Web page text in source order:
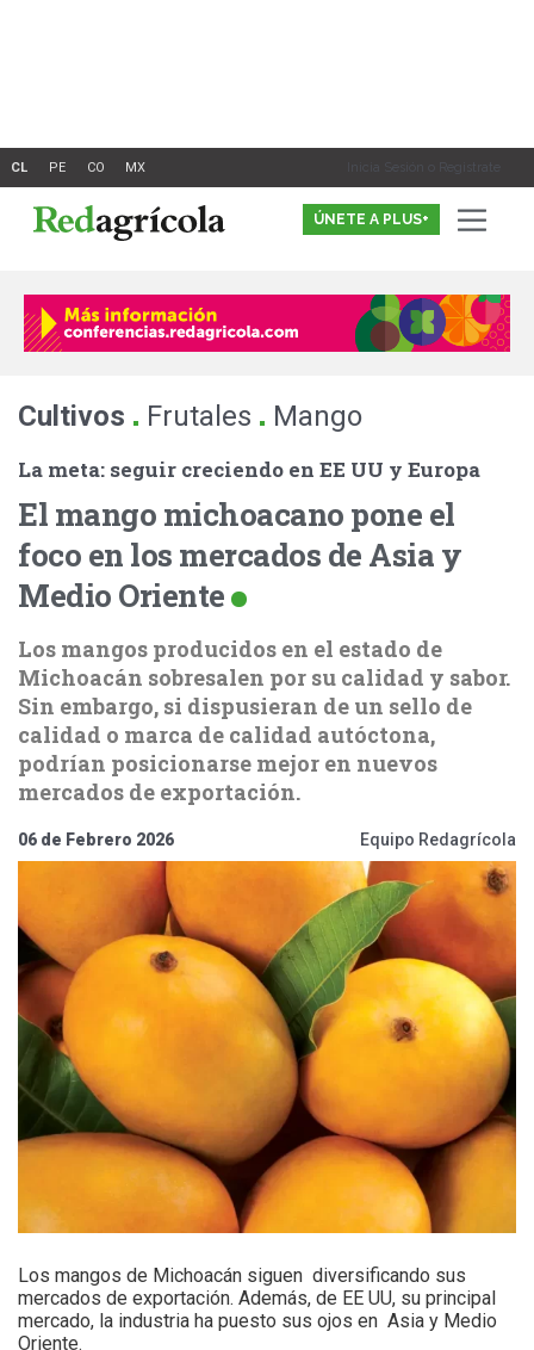
Inicia Sesión o Registrate
ÚNETE A PLUS+
Cultivos . Frutales . Mango
La meta: seguir creciendo en EE UU y Europa
El mango michoacano pone el
foco en los mercados de Asia y
Medio Oriente
Los mangos producidos en el estado de
Michoacán sobresalen por su calidad y sabor.
Sin embargo, si dispusieran de un sello de
calidad o marca de calidad autóctona,
podrían posicionarse mejor en nuevos
mercados de exportación.
06 de Febrero 2026 Equipo Redagrícola
Los mangos de Michoacán siguen diversificando sus
mercados de exportación. Además, de EE UU, su principal
mercado, la industria ha puesto sus ojos en Asia y Medio
Oriente.